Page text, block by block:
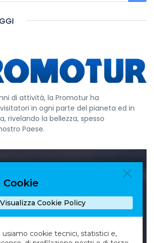
di attività, la Promotur ha
in ogni parte del pianeta ed in
rivelando la bellezza, spesso
Paese.